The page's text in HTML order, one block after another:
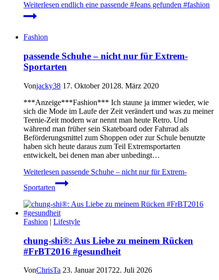
Weiterlesen endlich eine passende #Jeans gefunden #fashion
Fashion
passende Schuhe – nicht nur für Extrem-
Sportarten
Vonjacky38 17. Oktober 20128. März 2020
***Anzeige***Fashion*** Ich staune ja immer wieder, wie
sich die Mode im Laufe der Zeit verändert und was zu meiner
Teenie-Zeit modern war nennt man heute Retro. Und
während man früher sein Skateboard oder Fahrrad als
Beförderungsmittel zum Shoppen oder zur Schule benutzte
haben sich heute daraus zum Teil Extremsportarten
entwickelt, bei denen man aber unbedingt…
Weiterlesen passende Schuhe – nicht nur für Extrem-
Sportarten
Fashion | Lifestyle
chung-shi®: Aus Liebe zu meinem Rücken
#FrBT2016 #gesundheit
VonChrisTa 23. Januar 201722. Juli 2026